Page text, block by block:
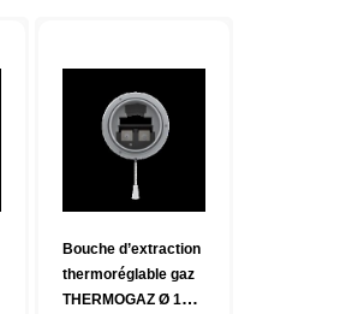
m³/h
CC125
Bouche d’extraction
thermoréglable gaz
THERMOGAZ Ø 116,